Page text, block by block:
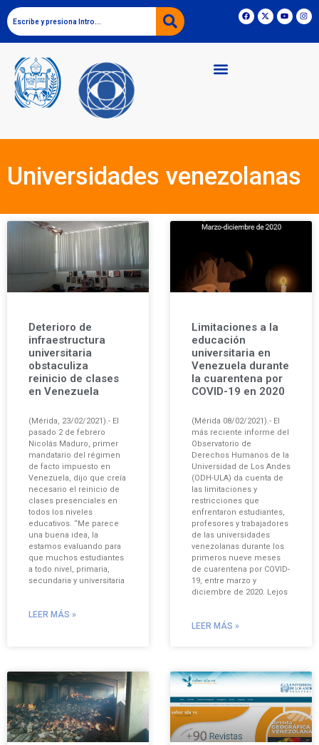
Universidades venezolanas
Deterioro de
infraestructura
universitaria
obstaculiza
reinicio de clases
en Venezuela
(Mérida, 23/02/2021).- El
pasado 2 de febrero
Nicolás Maduro, primer
mandatario del régimen
de facto impuesto en
Venezuela, dijo que creía
necesario el reinicio de
clases presenciales en
todos los niveles
educativos. “Me parece
una buena idea, la
estamos evaluando para
que muchos estudiantes
a todo nivel, primaria,
secundaria y universitaria
LEER MÁS »
Limitaciones a la
educación
universitaria en
Venezuela durante
la cuarentena por
COVID-19 en 2020
(Mérida 08/02/2021).- El
más reciente informe del
Observatorio de
Derechos Humanos de la
Universidad de Los Andes
(ODH-ULA) da cuenta de
las limitaciones y
restricciones que
enfrentaron estudiantes,
profesores y trabajadores
de las universidades
venezolanas durante los
primeros nueve meses
de cuarentena por COVID-
19, entre marzo y
diciembre de 2020. Lejos
LEER MÁS »